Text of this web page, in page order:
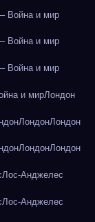
Война и мир
Война и мир
Война и мир
и мирЛондон
ЛондонЛондон
ЛондонЛондон
Лос-Анджелес
Лос-Анджелес